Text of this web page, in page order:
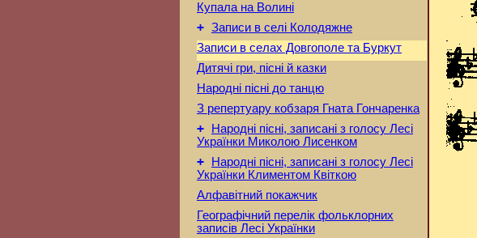
Купала на Волині
+ Записи в селі Колодяжне
Записи в селах Довгополе та Буркут
Дитячі гри, пісні й казки
Народні пісні до танцю
З репертуару кобзаря Гната Гончаренка
+
Народні пісні, записані з голосу Лесі
Українки Миколою Лисенком
+
Народні пісні, записані з голосу Лесі
Українки Климентом Квіткою
Алфавітний покажчик
Географічний перелік фольклорних
записів Лесі Українки